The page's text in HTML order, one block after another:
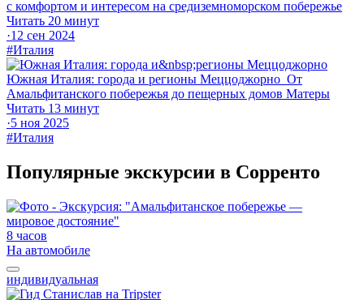
с комфортом и интересом на средиземноморском побережье
Читать 20 минут
·12 сен 2024
#Италия
Южная Италия: города и регионы Меццоджорно От
Амальфитанского побережья до пещерных домов Матеры
Читать 13 минут
·5 ноя 2025
#Италия
Популярные экскурсии в Сорренто
8 часов
На автомобиле
индивидуальная